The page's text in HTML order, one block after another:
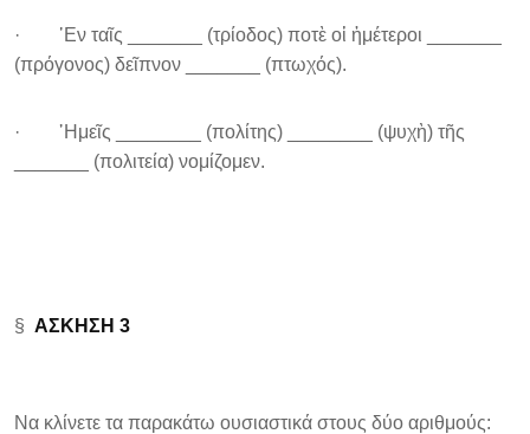
· ᾿Εν ταῖς _______ (τρίοδος) ποτὲ οἱ ἡμέτεροι _______
(πρόγονος) δεῖπνον _______ (πτωχός).
· ῾Ημεῖς ________ (πολίτης) ________ (ψυχὴ) τῆς
_______ (πολιτεία) νομίζομεν.
§ ΑΣΚΗΣΗ 3
Να κλίνετε τα παρακάτω ουσιαστικά στους δύο αριθμούς: